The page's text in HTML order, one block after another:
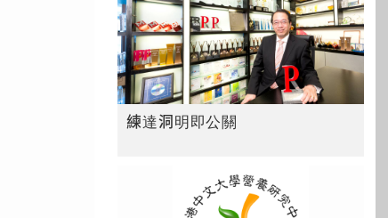
練達洞明即公關